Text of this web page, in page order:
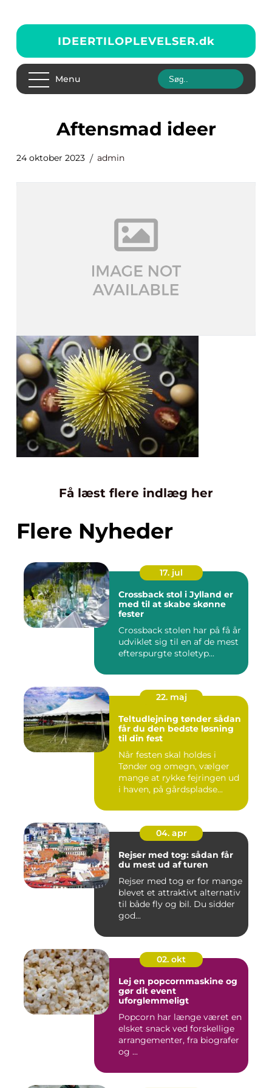
IDEERTILOPLEVELSER.dk
Menu
aftensmad ideer
24 oktober 2023 admin
Få læst flere indlæg her
Flere Nyheder
17. jul
Crossback stol i Jylland er
med til at skabe skønne
fester
Crossback stolen har på få år
udviklet sig til en af de mest
efterspurgte stoletyp...
22. maj
Teltudlejning tønder sådan
får du den bedste løsning
til din fest
Når festen skal holdes i
Tønder og omegn, vælger
mange at rykke fejringen ud
i haven, på gårdspladse...
04. apr
Rejser med tog: sådan får
du mest ud af turen
Rejser med tog er for mange
blevet et attraktivt alternativ
til både fly og bil. Du sidder
god...
02. okt
Lej en popcornmaskine og
gør dit event
uforglemmeligt
Popcorn har længe været en
elsket snack ved forskellige
arrangementer, fra biografer
og ...